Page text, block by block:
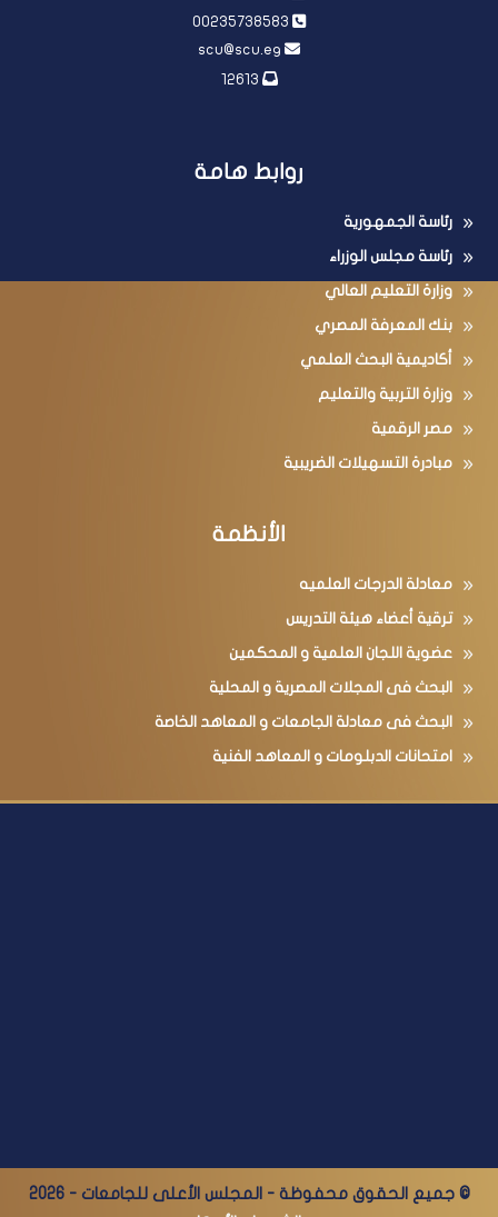
روابط هامة
رئاسة الجمهورية
رئاسة مجلس الوزراء
وزارة التعليم العالي
بنك المعرفة المصري
أكاديمية البحث العلمي
وزارة التربية والتعليم
مصر الرقمية
مبادرة التسهيلات الضريبية
الأنظمة
معادلة الدرجات العلميه
ترقية أعضاء هيئة التدريس
عضوية اللجان العلمية و المحكمين
البحث فى المجلات المصرية و المحلية
البحث فى معادلة الجامعات و المعاهد الخاصة
امتحانات الدبلومات و المعاهد الفنية
© جميع الحقوق محفوظة - المجلس الأعلى للجامعات - 2026